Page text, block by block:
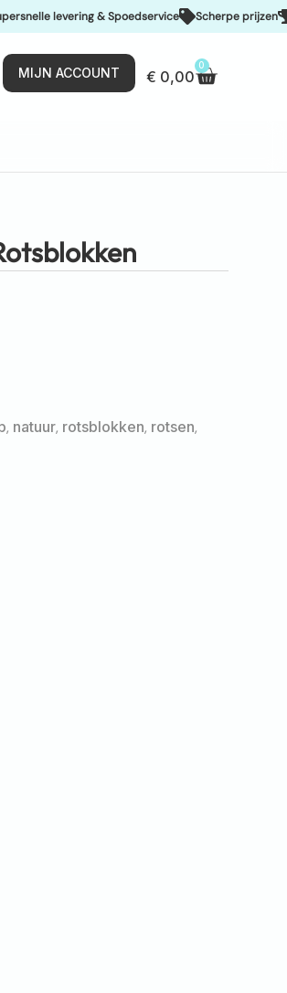
levering & Spoedservice Scherpe prijzen De
MIJN ACCOUNT € 0,00
0
, natuur, rotsblokken, rotsen,